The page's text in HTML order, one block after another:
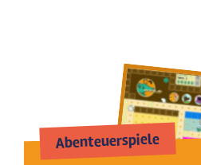
Abenteuerspiele